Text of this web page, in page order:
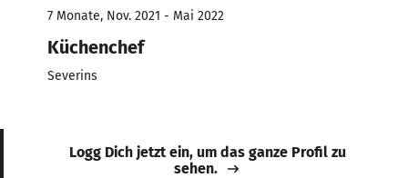
7 Monate, Nov. 2021 - Mai 2022
Küchenchef
Severins
Logg Dich jetzt ein, um das ganze Profil zu
sehen.